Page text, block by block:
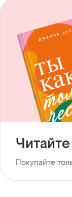
Покупайте